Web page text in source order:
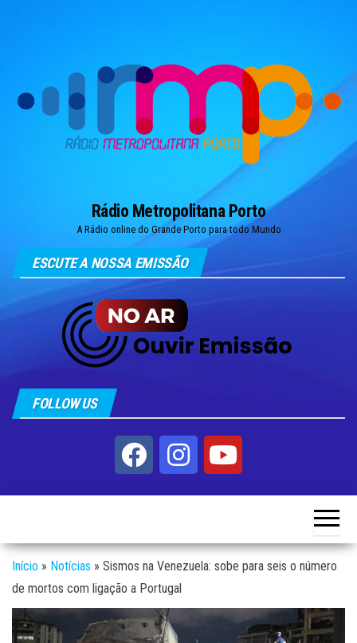
Rádio Metropolitana Porto
A Rádio online do Grande Porto para todo Mundo
ESCUTE A NOSSA EMISSÃO
FOLLOW US
Início » Notícias » Sismos na Venezuela: sobe para seis o número
de mortos com ligação a Portugal